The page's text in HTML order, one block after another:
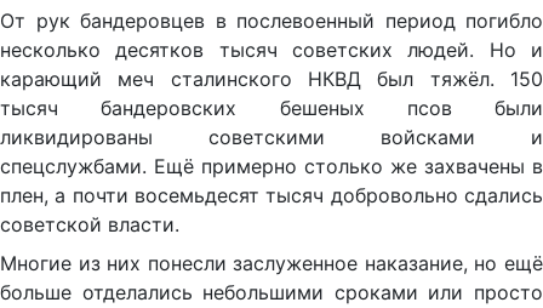
От рук бандеровцев в послевоенный период погибло
несколько десятков тысяч советских людей. Но и
карающий меч сталинского НКВД был тяжёл. 150
тысяч бандеровских бешеных псов были
ликвидированы советскими войсками и
спецслужбами. Ещё примерно столько же захвачены в
плен, а почти восемьдесят тысяч добровольно сдались
советской власти.
Многие из них понесли заслуженное наказание, но ещё
больше отделались небольшими сроками или просто